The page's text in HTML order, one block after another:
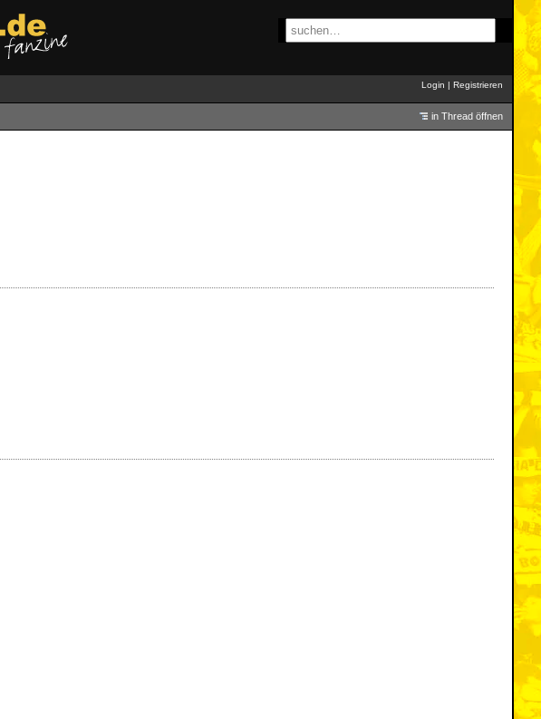
Login | Registrieren
in Thread öffnen